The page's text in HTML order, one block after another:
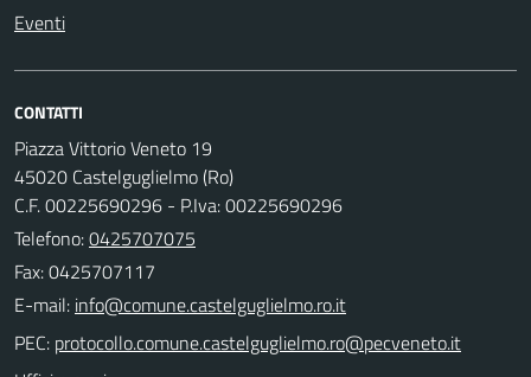
Eventi
CONTATTI
Piazza Vittorio Veneto 19
45020 Castelguglielmo (Ro)
C.F. 00225690296 - P.Iva: 00225690296
Telefono:0425707075
Fax: 0425707117
E-mail:
PEC: